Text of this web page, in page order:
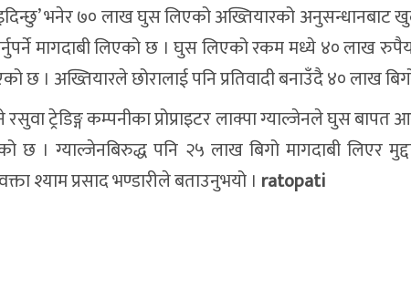
भनेर ७० लाख घुस लिएको अख्तियारको
मागदाबी लिएको छ । घुस लिएको रकम मध्ये ४० लाख
छ । अख्तियारले छोरालाई पनि प्रतिवादी बनाउँदै ४० लाख
ट्रेडिङ्ग कम्पनीका प्रोप्राइटर लाक्पा ग्याल्जेनले घुस
छ । ग्याल्जेनबिरुद्ध पनि २५ लाख बिगो मागदाबी लिएर
श्याम प्रसाद भण्डारीले बताउनुभयो । ratopati